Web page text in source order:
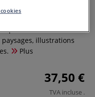
de la nature –
illustrations
Plus
37,50 €
TVA incluse .